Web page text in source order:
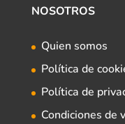
NOSOTROS
Quien somos
Política de
Política de
Condiciones de